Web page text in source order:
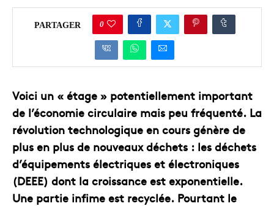
PARTAGER 0
Voici un « étage » potentiellement important
de l’économie circulaire mais peu fréquenté. La
révolution technologique en cours génère de
plus en plus de nouveaux déchets : les déchets
d’équipements électriques et électroniques
(DEEE) dont la croissance est exponentielle.
Une partie infime est recyclée. Pourtant le